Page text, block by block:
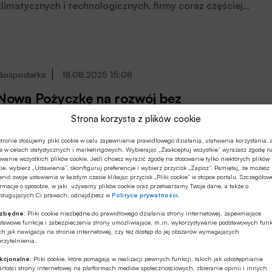
Strona korzysta z plików cookie
stosujemy pliki cookie w celu zapewnienie prawidłowego działania, ułatwienia korzystania, a
w celach statystycznych i marketingowych. Wybierając „Zaakceptuj wszystkie” wyrażasz zgodę
wszystkich plików cookie. Jeśli chcesz wyrazić zgodę na stosowanie tylko niektórych plików
wybierz „Ustawienia”, skonfiguruj preferencje i wybierz przycisk „Zapisz”. Pamiętaj, że możesz
swoje ustawienia w każdym czasie klikając przycisk „Pliki cookie” w stopce portalu.
o sposobie, w jaki używamy plików cookie oraz przetwarzamy Twoje dane, a także o
Ci prawach, odnajdziesz wPolityce prywatności
Pliki cookie niezbędne do prawidłowego działania strony internetowej, zapewniające
funkcje i zabezpieczenia strony umożliwiające, m.in. wykorzystywanie podstawowych
jak nawigacja na stronie internetowej, czy tez dostęp do jej obszarów wymagających
Pliki cookie, które pomagają w realizacji pewnych funkcji, takich jak udostępnianie
strony internetowej na platformach mediów społecznościowych, zbieranie opinii i innych
i technologicznych, firmy coraz częściej
nowe, zielone gwarancje KUKE S.A.,
łagodzenie zmian klimatu, poinformował Bank.
18.08.2025 15:08
Pożyczkę na rozwój bez
wskazywania celu proponuje firmom
mogą teraz łatwiej sfinansować wydatki
i bieżące potrzeby. Bank Millennium
swoją ofertę dla przedsiębiorstw o Pożyczkę
rozwój, która nie wymaga określania przeznaczenia
Dodatkowo firmy, których działalność zostanie
przygotowawczej od udzielonej pożyczki,
Bank.
27.03.2025 18:22
w składzie zarządu Banku